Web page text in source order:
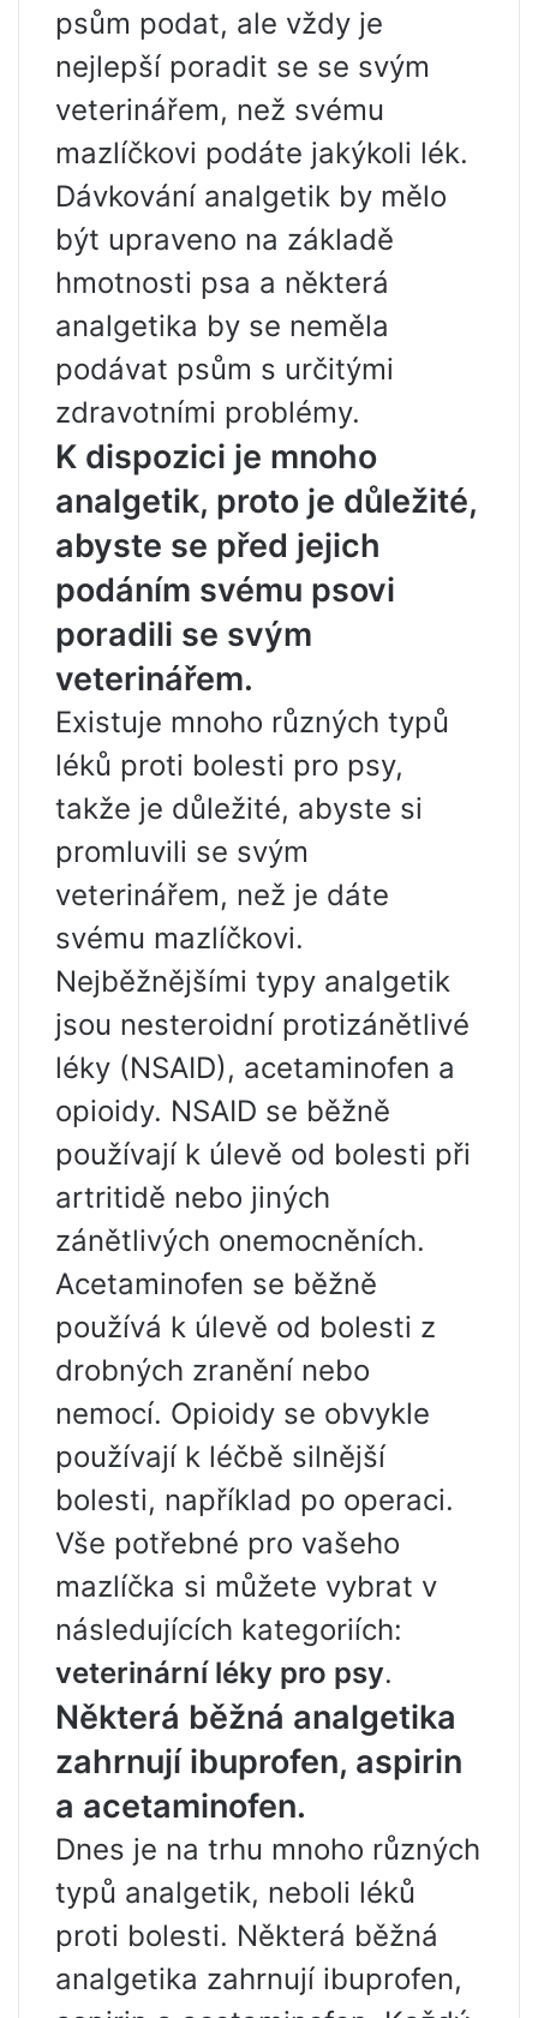
psům podat, ale vždy je
nejlepší poradit se se svým
veterinářem, než svému
mazlíčkovi podáte jakýkoli lék.
Dávkování analgetik by mělo
být upraveno na základě
hmotnosti psa a některá
analgetika by se neměla
podávat psům s určitými
zdravotními problémy.
K dispozici je mnoho
analgetik, proto je důležité,
abyste se před jejich
podáním svému psovi
poradili se svým
veterinářem.
Existuje mnoho různých typů
léků proti bolesti pro psy,
takže je důležité, abyste si
promluvili se svým
veterinářem, než je dáte
svému mazlíčkovi.
Nejběžnějšími typy analgetik
jsou nesteroidní protizánětlivé
léky (NSAID), acetaminofen a
opioidy. NSAID se běžně
používají k úlevě od bolesti při
artritidě nebo jiných
zánětlivých onemocněních.
Acetaminofen se běžně
používá k úlevě od bolesti z
drobných zranění nebo
nemocí. Opioidy se obvykle
používají k léčbě silnější
bolesti, například po operaci.
Vše potřebné pro vašeho
mazlíčka si můžete vybrat v
následujících kategoriích:
veterinární léky pro psy.
Některá běžná analgetika
zahrnují ibuprofen, aspirin
a acetaminofen.
Dnes je na trhu mnoho různých
typů analgetik, neboli léků
proti bolesti. Některá běžná
analgetika zahrnují ibuprofen,